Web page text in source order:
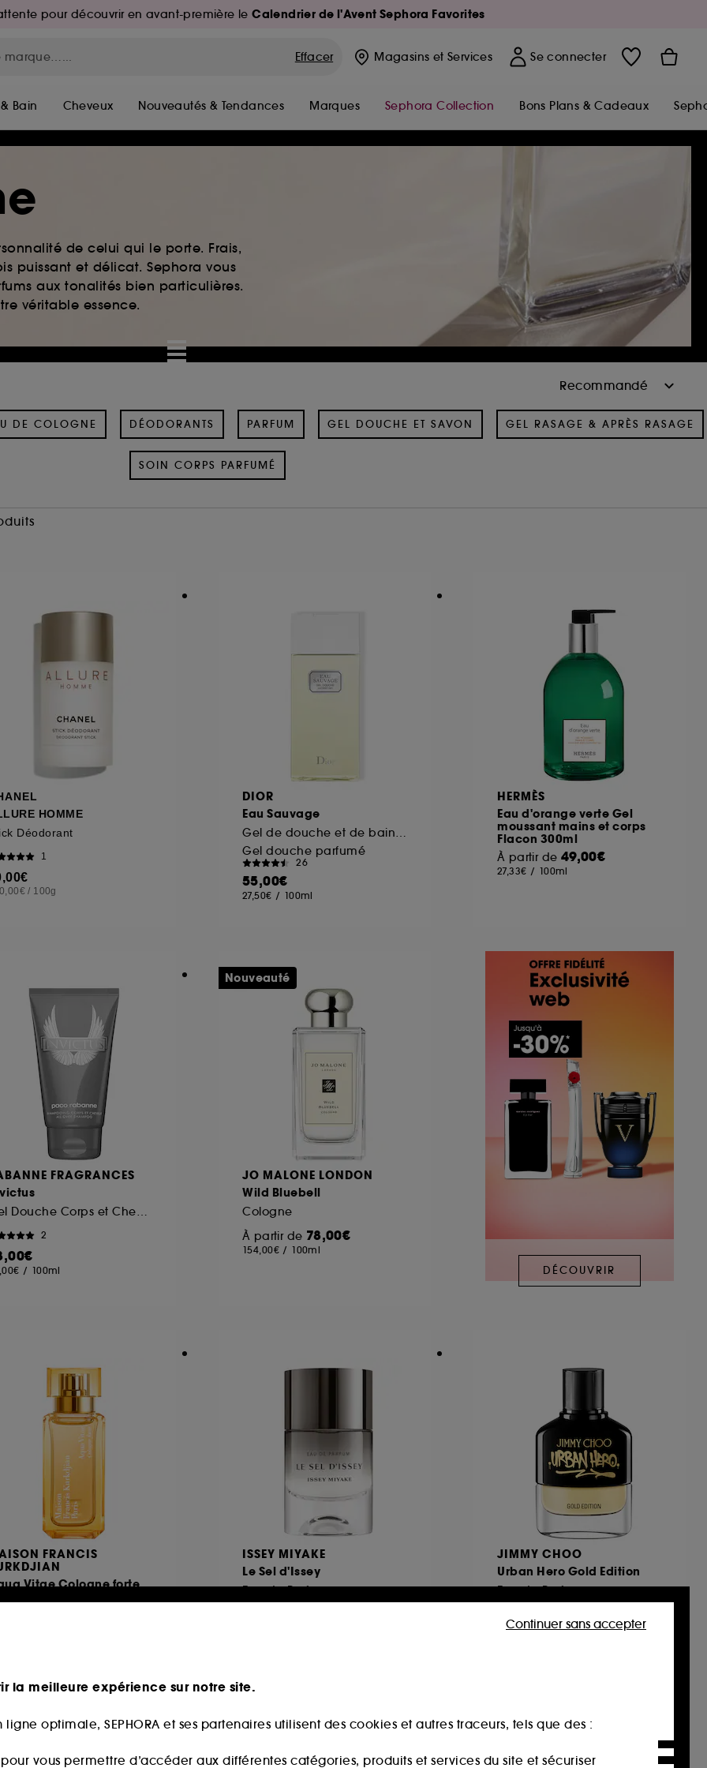
pour découvrir en avant-première leCalendrier de l'Avent Sephora Favorites
Effacer Magasins et Services Se connecter
Bain Cheveux Nouveautés & Tendances Marques Sephora Collection Bons Plans & Cadeaux
de celui qui le porte. Frais,
puissant et délicat. Sephora vous
aux tonalités bien particulières.
véritable essence.
DE COLOGNE DÉODORANTS PARFUM GEL DOUCHE ET SAVON GEL RASAGE & APRÈS RASAGE
SOIN CORPS PARFUMÉ
HOMME
Déodorant
1
/ 100g
DIOR
Eau Sauvage
Gel douche parfumé
26
55,00€
27,50€ / 100ml
HERMÈS
Eau d'orange verte Gel
moussant mains et corps
Flacon 300ml
À partir de 49,00€
27,33€ / 100ml
FRAGRANCES
2
/ 100ml
JO MALONE LONDON
Wild Bluebell
Cologne
À partir de 78,00€
154,00€ / 100ml
Nouveauté
DÉCOUVRIR
FRANCIS
Vitae Cologne forte
de parfum
ISSEY MIYAKE
Le Sel d'Issey
Eau de Parfum
JIMMY CHOO
Urban Hero Gold Edition
Eau de Parfum
72,00€
la meilleure expérience sur notre site.
optimale, SEPHORA et ses partenaires utilisent des cookies et autres traceurs, tels que des :
pour vous permettre d’accéder aux différentes catégories, produits et services du site et sécuriser
Continuer sans accepter